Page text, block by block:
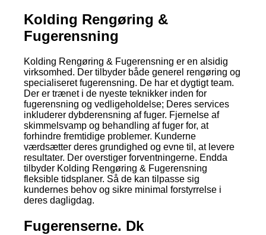
Kolding Rengøring &
Fugerensning
Kolding Rengøring & Fugerensning er en alsidig
virksomhed. Der tilbyder både generel rengøring og
specialiseret fugerensning. De har et dygtigt team.
Der er trænet i de nyeste teknikker inden for
fugerensning og vedligeholdelse; Deres services
inkluderer dybderensning af fuger. Fjernelse af
skimmelsvamp og behandling af fuger for, at
forhindre fremtidige problemer. Kunderne
værdsætter deres grundighed og evne til, at levere
resultater. Der overstiger forventningerne. Endda
tilbyder Kolding Rengøring & Fugerensning
fleksible tidsplaner. Så de kan tilpasse sig
kundernes behov og sikre minimal forstyrrelse i
deres dagligdag.
Fugerenserne. Dk